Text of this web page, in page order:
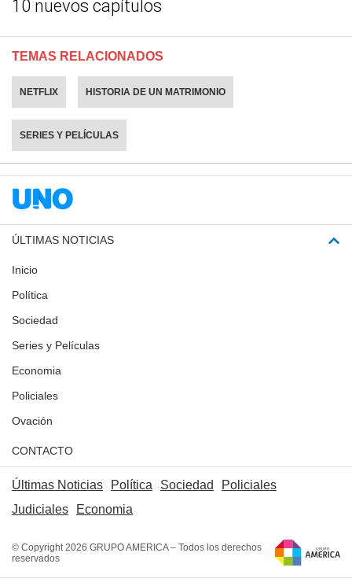
10 nuevos capítulos
TEMAS RELACIONADOS
NETFLIX HISTORIA DE UN MATRIMONIO
SERIES Y PELÍCULAS
ÚLTIMAS NOTICIAS
Inicio
Política
Sociedad
Series y Películas
Economia
Policiales
Ovación
CONTACTO
Últimas Noticias Política Sociedad
Policiales
Judiciales
Economia
© Copyright 2026 GRUPO AMERICA – Todos los derechos
reservados